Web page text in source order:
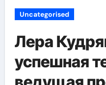
Uncategorised
Лера
успешная